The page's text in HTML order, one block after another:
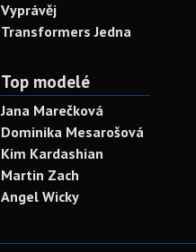
Vyprávěj
Transformers Jedna
Top modelé
Jana Marečková
Dominika Mesarošová
Kim Kardashian
Martin Zach
Angel Wicky